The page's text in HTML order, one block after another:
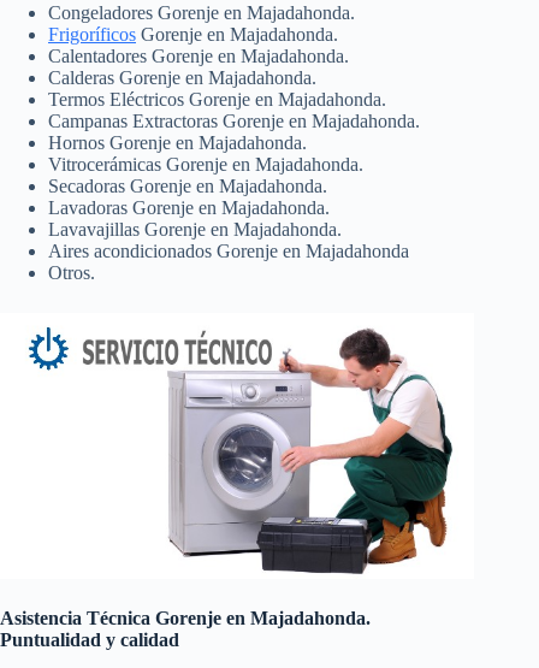
Congeladores Gorenje en Majadahonda.
Frigoríficos Gorenje en Majadahonda.
Calentadores Gorenje en Majadahonda.
Calderas Gorenje en Majadahonda.
Termos Eléctricos Gorenje en Majadahonda.
Campanas Extractoras Gorenje en Majadahonda.
Hornos Gorenje en Majadahonda.
Vitrocerámicas Gorenje en Majadahonda.
Secadoras Gorenje en Majadahonda.
Lavadoras Gorenje en Majadahonda.
Lavavajillas Gorenje en Majadahonda.
Aires acondicionados Gorenje en Majadahonda
Otros.
Asistencia Técnica Gorenje en Majadahonda.
Puntualidad y calidad